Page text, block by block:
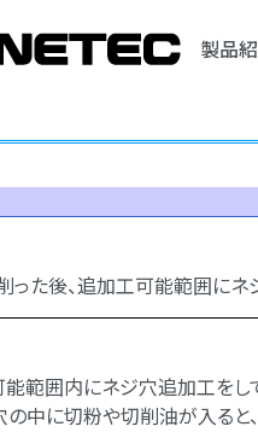
製品
った後、追加工可能範囲に
範囲内にネジ穴追加工をし
中に切粉や切削油が入ると